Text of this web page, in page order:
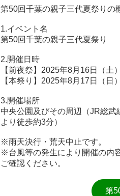
第50回千葉の親子三代夏祭りの
1.イベント名
第50回千葉の親子三代夏祭り
2.開催日時
【前夜祭】2025年8月16日（土
【本祭り】2025年8月17日（日
3.開催場所
中央公園及びその周辺（JR総
より徒歩約3分）
※雨天決行・荒天中止です。
※台風等の発生により開催の内
ご確認ください。
第